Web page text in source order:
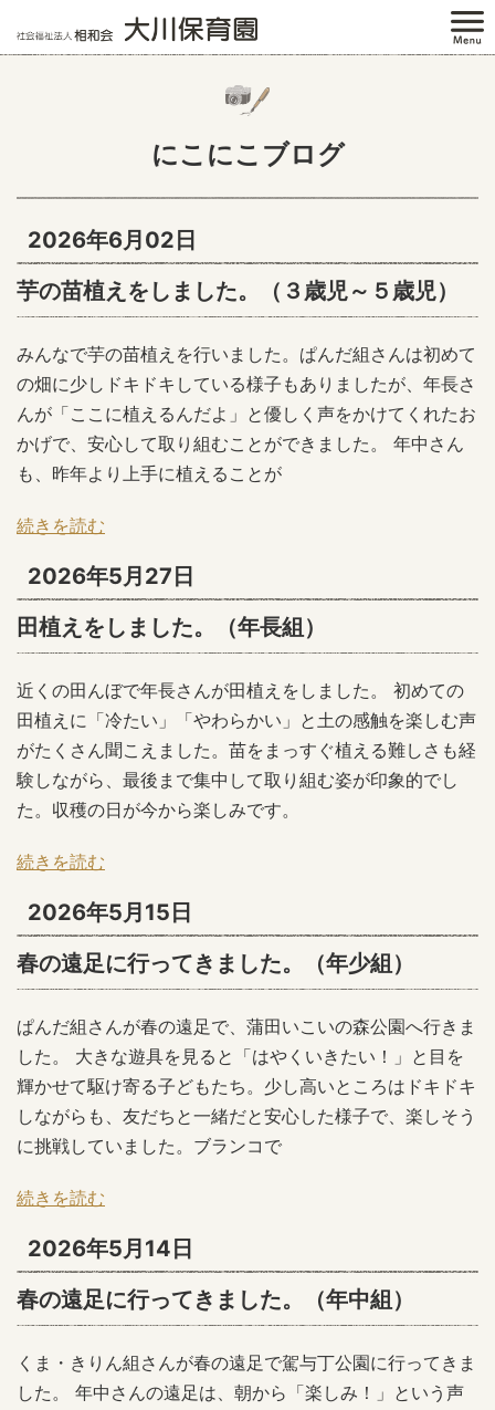
にこにこブログ
2026年6月02日
芋の苗植えをしました。（３歳児～５歳児）
みんなで芋の苗植えを行いました。ぱんだ組さんは初めて
の畑に少しドキドキしている様子もありましたが、年長さ
んが「ここに植えるんだよ」と優しく声をかけてくれたお
かげで、安心して取り組むことができました。 年中さん
も、昨年より上手に植えることが
続きを読む
2026年5月27日
田植えをしました。（年長組）
近くの田んぼで年長さんが田植えをしました。 初めての
田植えに「冷たい」「やわらかい」と土の感触を楽しむ声
がたくさん聞こえました。苗をまっすぐ植える難しさも経
験しながら、最後まで集中して取り組む姿が印象的でし
た。収穫の日が今から楽しみです。
続きを読む
2026年5月15日
春の遠足に行ってきました。（年少組）
ぱんだ組さんが春の遠足で、蒲田いこいの森公園へ行きま
した。 大きな遊具を見ると「はやくいきたい！」と目を
輝かせて駆け寄る子どもたち。少し高いところはドキドキ
しながらも、友だちと一緒だと安心した様子で、楽しそう
に挑戦していました。ブランコで
続きを読む
2026年5月14日
春の遠足に行ってきました。（年中組）
くま・きりん組さんが春の遠足で駕与丁公園に行ってきま
した。 年中さんの遠足は、朝から「楽しみ！」という声